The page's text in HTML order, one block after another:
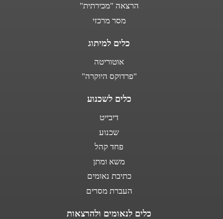
הרצאה "מכירתית"
מסר מרכזי
כלים למיתוג
אוטוריטה
"פרדוקס היוקרה"
כלים לשכנוע
דיבייט
שכנוע
פחד קהל
משא ומתן
כתיבת נאומים
העברת מסרים
כלים לנאומים ולהרצאות